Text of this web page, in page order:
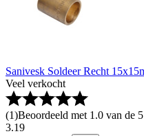
Sanivesk Soldeer Recht
Veel verkocht
(1)Beoordeeld met 1.0 van de
3.19